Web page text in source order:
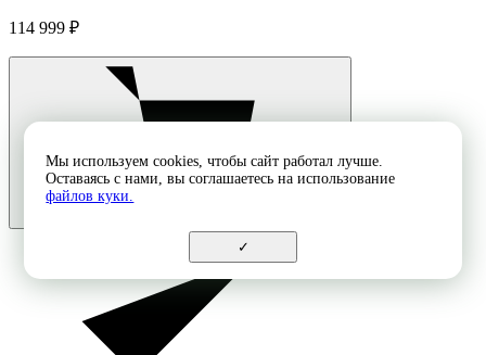
114 999 ₽
Мы используем cookies, чтобы сайт работал лучше.
Оставаясь с нами, вы соглашаетесь на использование
файлов куки.
✓